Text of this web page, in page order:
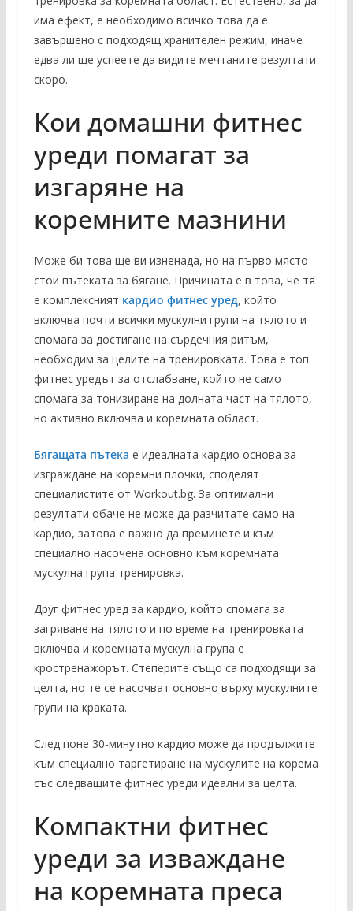
има ефект, е необходимо всичко това да е
завършено с подходящ хранителен режим, иначе
едва ли ще успеете да видите мечтаните резултати
скоро.
Кои домашни фитнес
уреди помагат за
изгаряне на
коремните мазнини
Може би това ще ви изненада, но на първо място
стои пътеката за бягане. Причината е в това, че тя
е комплексният кардио фитнес уред, който
включва почти всички мускулни групи на тялото и
спомага за достигане на сърдечния ритъм,
необходим за целите на тренировката. Това е топ
фитнес уредът за отслабване, който не само
спомага за тонизиране на долната част на тялото,
но активно включва и коремната област.
Бягащата пътека е идеалната кардио основа за
изграждане на коремни плочки, споделят
специалистите от Workout.bg. За оптимални
резултати обаче не може да разчитате само на
кардио, затова е важно да преминете и към
специално насочена основно към коремната
мускулна група тренировка.
Друг фитнес уред за кардио, който спомага за
загряване на тялото и по време на тренировката
включва и коремната мускулна група е
кростренажорът. Степерите също са подходящи за
целта, но те се насочват основно върху мускулните
групи на краката.
След поне 30-минутно кардио може да продължите
към специално таргетиране на мускулите на корема
със следващите фитнес уреди идеални за целта.
Компактни фитнес
уреди за изваждане
на коремната преса